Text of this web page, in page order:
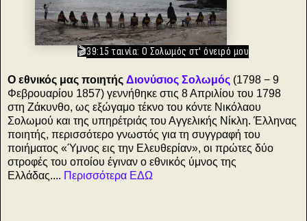
🎬39:15 ταινία: Ο Σολωμός στ' όνειρό μου
Ο εθνικός μας ποιητής Διονύσιος Σολωμός (1798 − 9
Φεβρουαρίου 1857) γεννήθηκε στις 8 Απριλίου του 1798
στη Ζάκυνθο, ως εξώγαμο τέκνο του κόντε Νικόλαου
Σολωμού και της υπηρέτριάς του Αγγελικής Νίκλη. Έλληνας
ποιητής, περισσότερο γνωστός για τη συγγραφή του
ποιήματος «Ύμνος εις την Ελευθερίαν», οι πρώτες δύο
στροφές του οποίου έγιναν ο εθνικός ύμνος της
Ελλάδας.... Περισσότερα ΕΔΩ